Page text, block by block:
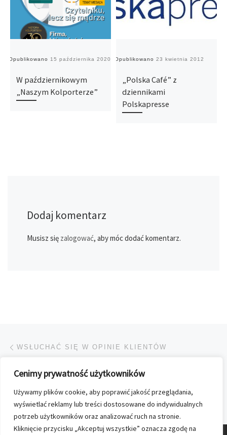
Cenimy prywatność użytkowników
Używamy plików cookie, aby poprawić jakość przeglądania,
wyświetlać reklamy lub treści dostosowane do indywidualnych
potrzeb użytkowników oraz analizować ruch na stronie.
Kliknięcie przycisku „Akceptuj wszystkie” oznacza zgodę na
Opublikowano 15 października 2020
W październikowym
„Naszym Kolporterze”
Opublikowano 23 kwietnia 2012
„Polska Café” z
dziennikami
Polskapresse
Dodaj komentarz
Musisz się zalogować, aby móc dodać komentarz.
Przeglądanie Wpisów
WSŁUCHAĆ SIĘ W OPINIE KLIENTÓW
POWRÓT DO LISTY